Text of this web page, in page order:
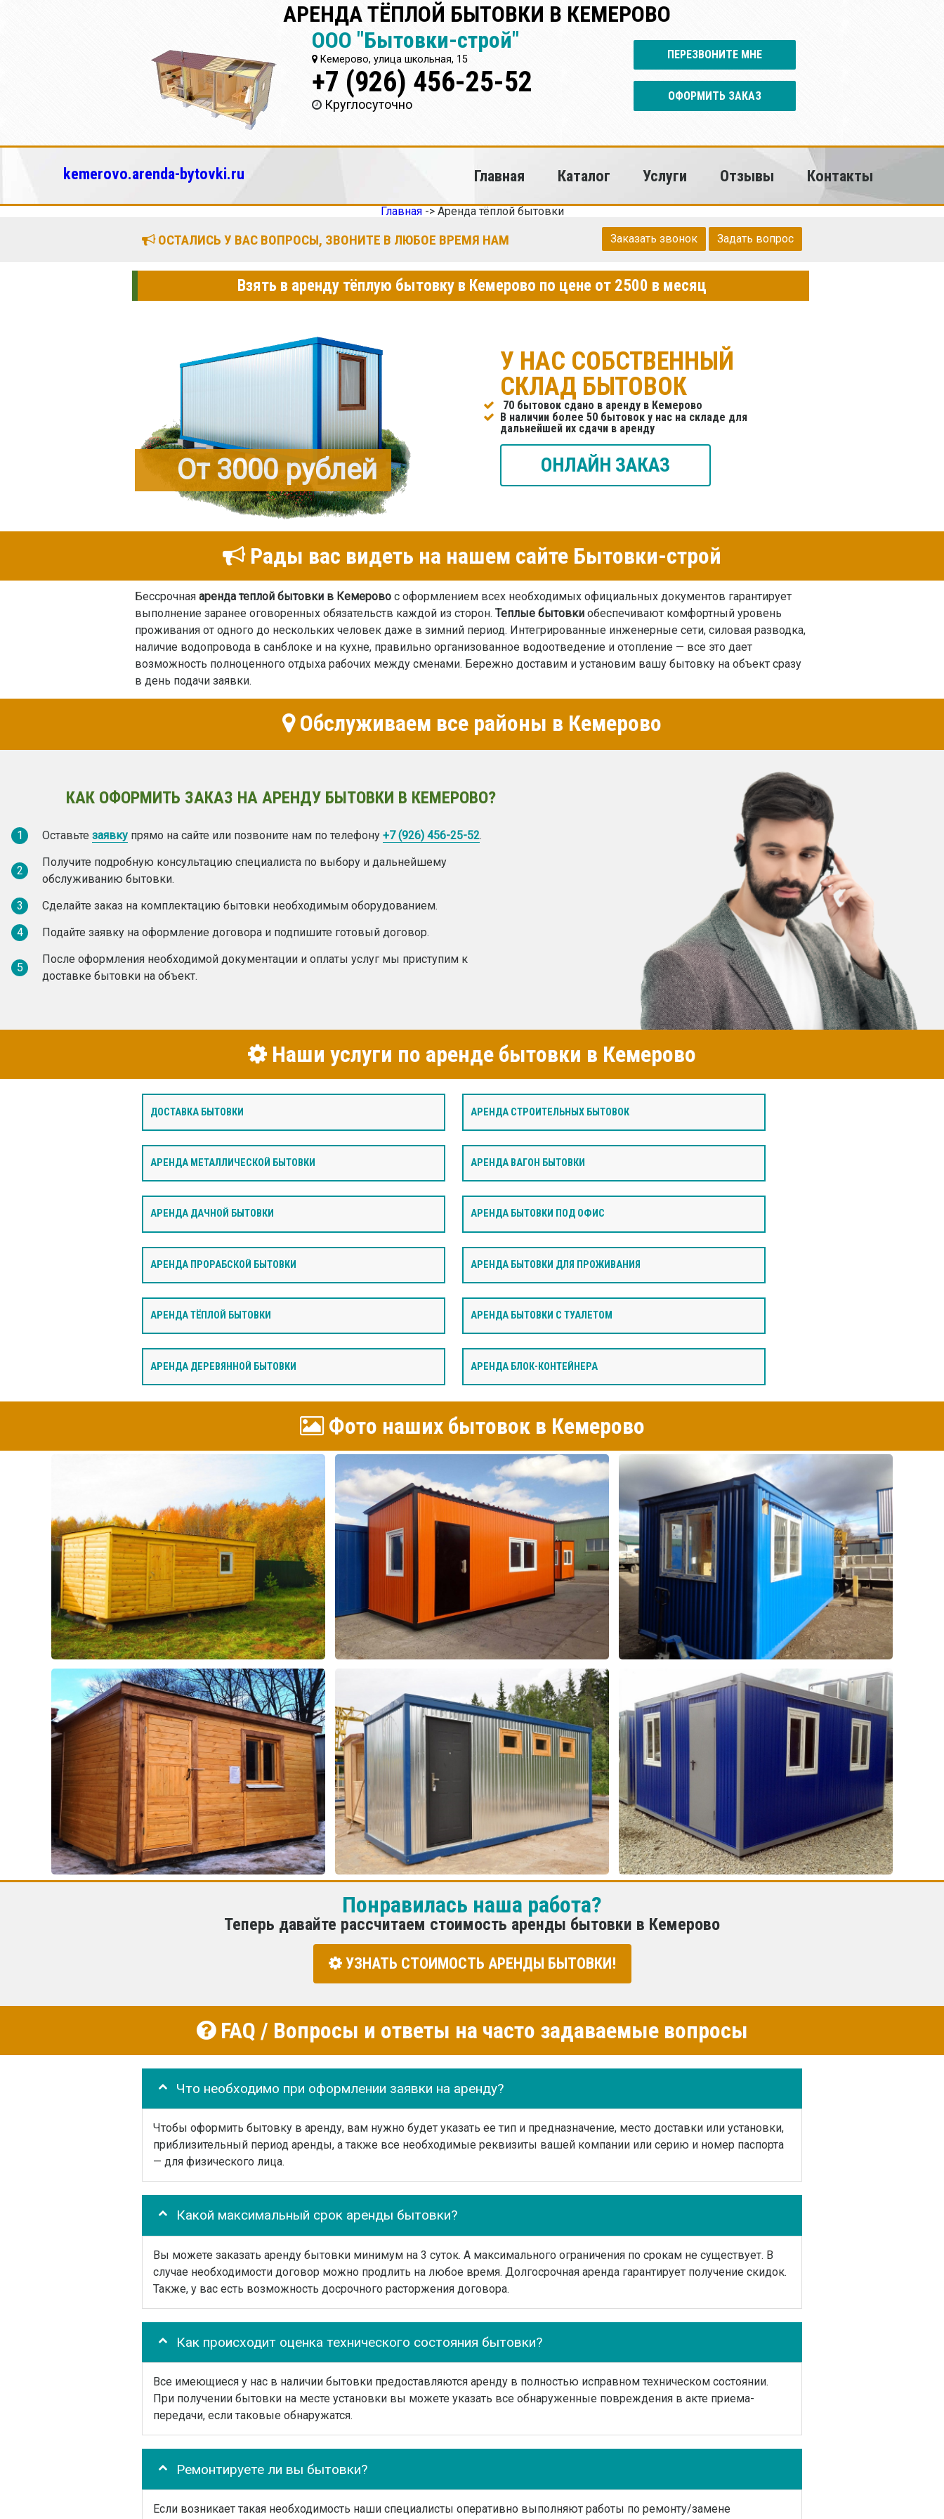
АРЕНДА ТЁПЛОЙ БЫТОВКИ В КЕМЕРОВО
ООО "Бытовки-строй"
Кемерово, улица школьная, 15
+7 (926) 456-25-52
Круглосуточно
ПЕРЕЗВОНИТЕ МНЕ
ОФОРМИТЬ ЗАКАЗ
kemerovo.arenda-bytovki.ru Главная Каталог Услуги Отзывы Контакты
Главная-> Аренда тёплой бытовки
ОСТАЛИСЬ У ВАС ВОПРОСЫ, ЗВОНИТЕ В ЛЮБОЕ ВРЕМЯ НАМ Заказать звонок Задать вопрос
Взять в аренду тёплую бытовку в Кемерово по цене от 2500 в месяц
От 3000 рублей
У НАС СОБСТВЕННЫЙ
СКЛАД БЫТОВОК
70 бытовок сдано в аренду в Кемерово
В наличии более 50 бытовок у нас на складе для
дальнейшей их сдачи в аренду
ОНЛАЙН ЗАКАЗ
Рады вас видеть на нашем сайте Бытовки-строй
Бессрочная аренда теплой бытовки в Кемерово с оформлением всех необходимых официальных документов гарантирует
выполнение заранее оговоренных обязательств каждой из сторон. Теплые бытовки обеспечивают комфортный уровень
проживания от одного до нескольких человек даже в зимний период. Интегрированные инженерные сети, силовая разводка,
наличие водопровода в санблоке и на кухне, правильно организованное водоотведение и отопление — все это дает
возможность полноценного отдыха рабочих между сменами. Бережно доставим и установим вашу бытовку на объект сразу
в день подачи заявки.
Обслуживаем все районы в Кемерово
КАК ОФОРМИТЬ ЗАКАЗ НА АРЕНДУ БЫТОВКИ В КЕМЕРОВО?
1 Оставьте заявку прямо на сайте или позвоните нам по телефону +7 (926) 456-25-52.
2
Получите подробную консультацию специалиста по выбору и дальнейшему
обслуживанию бытовки.
3
Сделайте заказ на комплектацию бытовки необходимым оборудованием.
4
Подайте заявку на оформление договора и подпишите готовый договор.
5
После оформления необходимой документации и оплаты услуг мы приступим к
доставке бытовки на объект.
Наши услуги по аренде бытовки в Кемерово
ДОСТАВКА БЫТОВКИ АРЕНДА СТРОИТЕЛЬНЫХ БЫТОВОК
АРЕНДА МЕТАЛЛИЧЕСКОЙ БЫТОВКИ АРЕНДА ВАГОН БЫТОВКИ
АРЕНДА ДАЧНОЙ БЫТОВКИ АРЕНДА БЫТОВКИ ПОД ОФИС
АРЕНДА ПРОРАБСКОЙ БЫТОВКИ АРЕНДА БЫТОВКИ ДЛЯ ПРОЖИВАНИЯ
АРЕНДА ТЁПЛОЙ БЫТОВКИ АРЕНДА БЫТОВКИ С ТУАЛЕТОМ
АРЕНДА ДЕРЕВЯННОЙ БЫТОВКИ АРЕНДА БЛОК-КОНТЕЙНЕРА
Фото наших бытовок в Кемерово
Понравилась наша работа?
Теперь давайте рассчитаем стоимость аренды бытовки в Кемерово
УЗНАТЬ СТОИМОСТЬ АРЕНДЫ БЫТОВКИ!
FAQ / Вопросы и ответы на часто задаваемые вопросы
Что необходимо при оформлении заявки на аренду?
Чтобы оформить бытовку в аренду, вам нужно будет указать ее тип и предназначение, место доставки или установки,
приблизительный период аренды, а также все необходимые реквизиты вашей компании или серию и номер паспорта
— для физического лица.
Какой максимальный срок аренды бытовки?
Вы можете заказать аренду бытовки минимум на 3 суток. А максимального ограничения по срокам не существует. В
случае необходимости договор можно продлить на любое время. Долгосрочная аренда гарантирует получение скидок.
Также, у вас есть возможность досрочного расторжения договора.
Как происходит оценка технического состояния бытовки?
Все имеющиеся у нас в наличии бытовки предоставляются аренду в полностью исправном техническом состоянии.
При получении бытовки на месте установки вы можете указать все обнаруженные повреждения в акте приема-
передачи, если таковые обнаружатся.
Ремонтируете ли вы бытовки?
Если возникает такая необходимость наши специалисты оперативно выполняют работы по ремонту/замене